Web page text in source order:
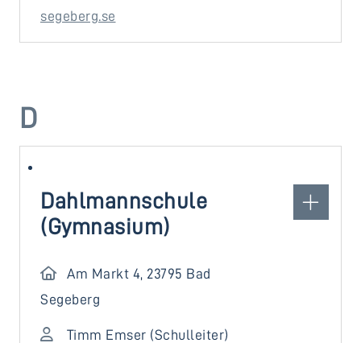
segeberg.se
D
Dahlmannschule
(Gymnasium)
Am Markt 4, 23795 Bad
Segeberg
Timm Emser (Schulleiter)